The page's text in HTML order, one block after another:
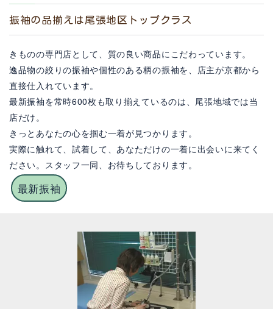
振袖の品揃えは尾張地区トップクラス
きものの専門店として、質の良い商品にこだわっています。
逸品物の絞りの振袖や個性のある柄の振袖を、店主が京都から
直接仕入れています。
最新振袖を常時600枚も取り揃えているのは、尾張地域では当
店だけ。
きっとあなたの心を掴む一着が見つかります。
実際に触れて、試着して、あなただけの一着に出会いに来てく
ださい。スタッフ一同、お待ちしております。
最新振袖